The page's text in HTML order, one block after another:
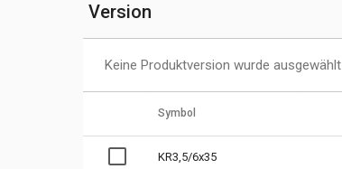
Version
Keine Produktversion wurde ausgewählt
Symbol
KR3,5/6x35